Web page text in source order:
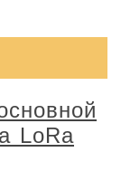
LoRa